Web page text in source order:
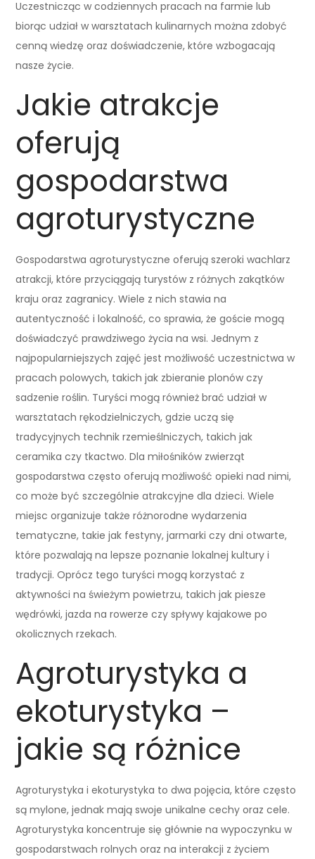
Uczestnicząc w codziennych pracach na farmie lub
biorąc udział w warsztatach kulinarnych można zdobyć
cenną wiedzę oraz doświadczenie, które wzbogacają
nasze życie.
Jakie atrakcje
oferują
gospodarstwa
agroturystyczne
Gospodarstwa agroturystyczne oferują szeroki wachlarz
atrakcji, które przyciągają turystów z różnych zakątków
kraju oraz zagranicy. Wiele z nich stawia na
autentyczność i lokalność, co sprawia, że goście mogą
doświadczyć prawdziwego życia na wsi. Jednym z
najpopularniejszych zajęć jest możliwość uczestnictwa w
pracach polowych, takich jak zbieranie plonów czy
sadzenie roślin. Turyści mogą również brać udział w
warsztatach rękodzielniczych, gdzie uczą się
tradycyjnych technik rzemieślniczych, takich jak
ceramika czy tkactwo. Dla miłośników zwierząt
gospodarstwa często oferują możliwość opieki nad nimi,
co może być szczególnie atrakcyjne dla dzieci. Wiele
miejsc organizuje także różnorodne wydarzenia
tematyczne, takie jak festyny, jarmarki czy dni otwarte,
które pozwalają na lepsze poznanie lokalnej kultury i
tradycji. Oprócz tego turyści mogą korzystać z
aktywności na świeżym powietrzu, takich jak piesze
wędrówki, jazda na rowerze czy spływy kajakowe po
okolicznych rzekach.
Agroturystyka a
ekoturystyka –
jakie są różnice
Agroturystyka i ekoturystyka to dwa pojęcia, które często
są mylone, jednak mają swoje unikalne cechy oraz cele.
Agroturystyka koncentruje się głównie na wypoczynku w
gospodarstwach rolnych oraz na interakcji z życiem